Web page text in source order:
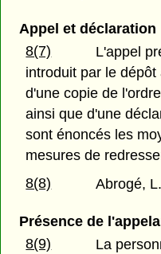
Appel et déclaration
8(7)
L'appel
introduit par le
d'une copie de
ainsi que d'une
sont énoncés les
mesures de
8(8)
Abrogé,
Présence de
8(9)
La